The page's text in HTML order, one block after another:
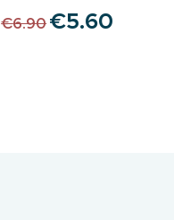
€6.90 Il
€5.60